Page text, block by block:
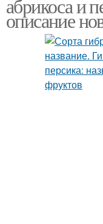
абрикоса и
описание